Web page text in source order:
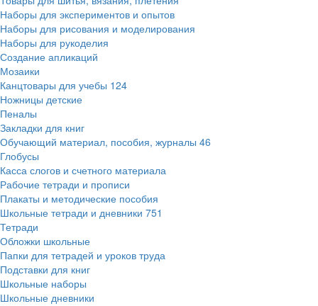
Наборы для экспериментов и опытов
Наборы для рисования и моделирования
Наборы для рукоделия
Создание апликаций
Мозаики
Канцтовары для учебы 124
Ножницы детские
Пеналы
Закладки для книг
Обучающий материал, пособия, журналы 46
Глобусы
Касса слогов и счетного материала
Рабочие тетради и прописи
Плакаты и методические пособия
Школьные тетради и дневники 751
Тетради
Обложки школьные
Папки для тетрадей и уроков труда
Подставки для книг
Школьные наборы
Школьные дневники